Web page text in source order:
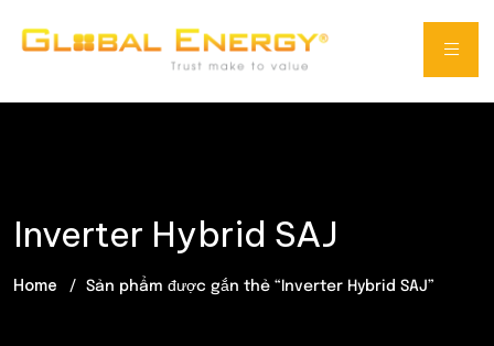
Inverter Hybrid SAJ
Home Sản phẩm được gắn thẻ “Inverter Hybrid SAJ”